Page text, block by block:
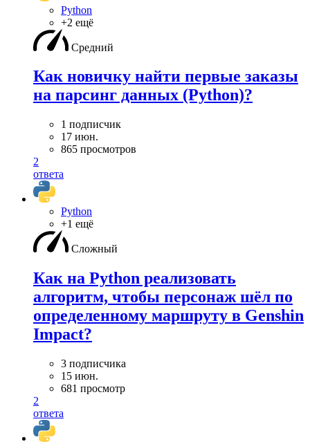
Python
+2 ещё
Средний
Как новичку найти первые заказы
на парсинг данных (Python)?
1 подписчик
17 июн.
865 просмотров
2
ответа
Python
+1 ещё
Сложный
Как на Python реализовать
алгоритм, чтобы персонаж шёл по
определенному маршруту в Genshin
Impact?
3 подписчика
15 июн.
681 просмотр
2
ответа